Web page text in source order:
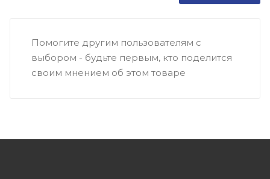
Помогите другим пользователям с
выбором - будьте первым, кто поделится
своим мнением об этом товаре